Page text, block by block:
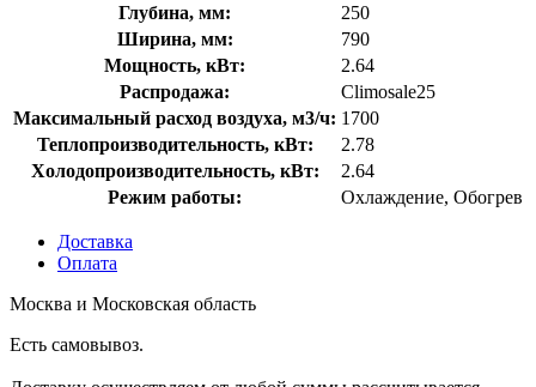
Глубина, мм:
250
Ширина, мм:
790
Мощность, кВт:
2.64
Распродажа:
Climosale25
Максимальный расход воздуха, м3/ч: 1700
Теплопроизводительность, кВт:
2.78
Холодопроизводительность, кВт:
2.64
Режим работы:
Охлаждение, Обогрев
Доставка
Оплата
Москва и Московская область
Есть самовывоз.